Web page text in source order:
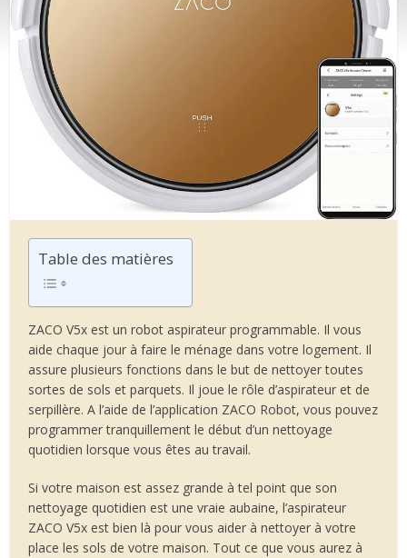
Table des matières
ZACO V5x est un robot aspirateur programmable. Il vous
aide chaque jour à faire le ménage dans votre logement. Il
assure plusieurs fonctions dans le but de nettoyer toutes
sortes de sols et parquets. Il joue le rôle d’aspirateur et de
serpillère. A l’aide de l’application ZACO Robot, vous pouvez
programmer tranquillement le début d’un nettoyage
quotidien lorsque vous êtes au travail.
Si votre maison est assez grande à tel point que son
nettoyage quotidien est une vraie aubaine, l’aspirateur
ZACO V5x est bien là pour vous aider à nettoyer à votre
place les sols de votre maison. Tout ce que vous aurez à